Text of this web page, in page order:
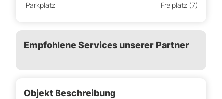
Parkplatz
Freiplatz (7)
Empfohlene Services unserer Partner
Objekt Beschreibung